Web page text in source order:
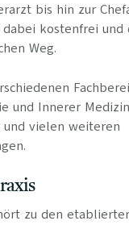
bis hin zur
kostenfrei und
Weg.
und Innerer
vielen weiteren
zu den